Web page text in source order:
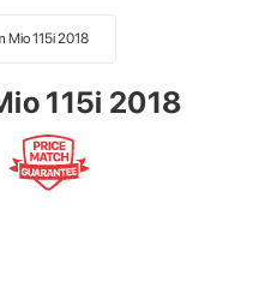
Mio 115i 2018
115i 2018